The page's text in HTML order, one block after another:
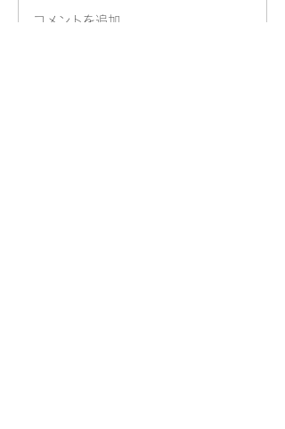
コメントを追加…